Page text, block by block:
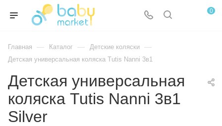
0
Главная — Каталог — Детские коляски —
Детская универсальная коляска Tutis Nanni 3в1
Детская универсальная
коляска Tutis Nanni 3в1
Silver